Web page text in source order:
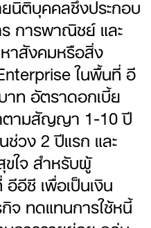
การพาณิชย์ และ
าสังคมหรือสิ่ง
ในพื้นที่ อี
ท อัตราดอกเบี้ย
ตามสัญญา 1-10 ปี
วง 2 ปีแรก และ
ขใจ สำหรับผู้
อีซี เพื่อเป็นเงิน
จ ทดแทนการใช้หนี้